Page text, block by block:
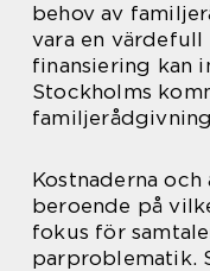
behov av
vara en värdefull
finansiering kan
Stockholms
Kostnaderna och
beroende på
fokus för
parproblematik.